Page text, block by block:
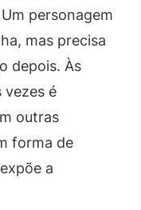
personagem
mas precisa
depois. Às
vezes é
outras
forma de
a